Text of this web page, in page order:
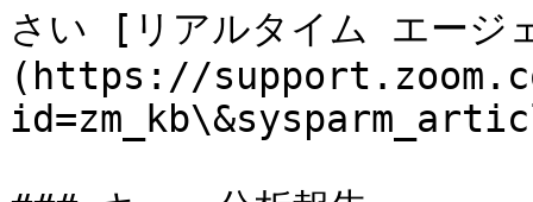
さい [リアルタイム エージ
(https://